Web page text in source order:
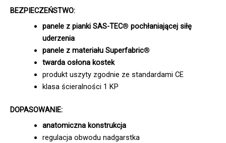
BEZPIECZEŃSTWO:
panele z pianki SAS-TEC® pochłaniającej siłę
uderzenia
panele z materiału Superfabric®
twarda osłona kostek
produkt uszyty zgodnie ze standardami CE
klasa ścieralności 1 KP
DOPASOWANIE:
anatomiczna konstrukcja
regulacja obwodu nadgarstka